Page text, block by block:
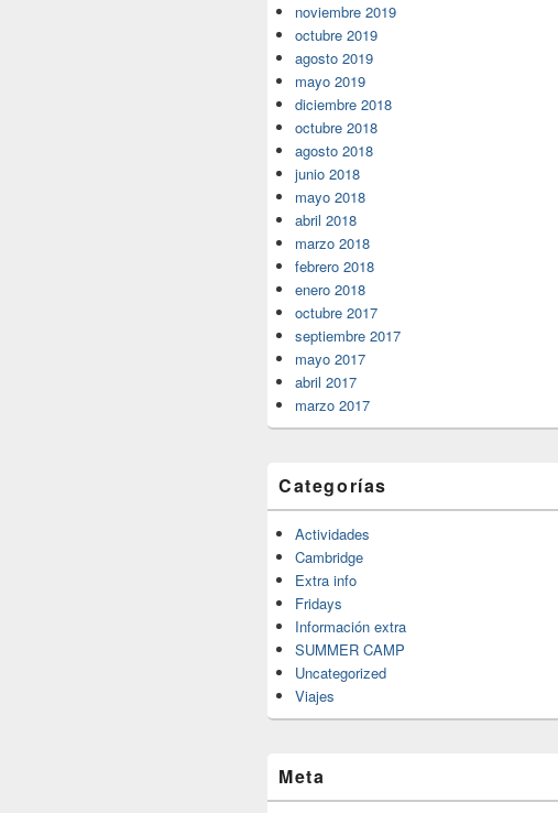
noviembre 2019
octubre 2019
agosto 2019
mayo 2019
diciembre 2018
octubre 2018
agosto 2018
junio 2018
mayo 2018
abril 2018
marzo 2018
febrero 2018
enero 2018
octubre 2017
septiembre 2017
mayo 2017
abril 2017
marzo 2017
Categorías
Actividades
Cambridge
Extra info
Fridays
Información extra
SUMMER CAMP
Uncategorized
Viajes
Meta